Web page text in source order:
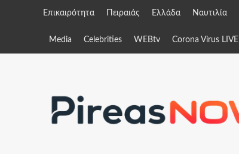
Επικαιρότητα Πειραιάς Ελλάδα Ναυτιλία
Media Celebrities WEBtv Corona Virus LIVE